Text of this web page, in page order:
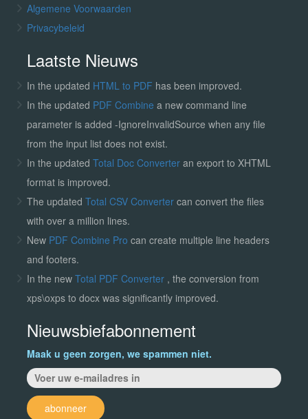
Algemene Voorwaarden
Privacybeleid
Laatste Nieuws
In the updated HTML to PDF has been improved.
In the updated PDF Combine a new command line
parameter is added -IgnoreInvalidSource when any file
from the input list does not exist.
In the updated Total Doc Converter an export to XHTML
format is improved.
The updated Total CSV Convertercan convert the files
with over a million lines.
New PDF Combine Pro can create multiple line headers
and footers.
In the new Total PDF Converter , the conversion from
xps\oxps to docx was significantly improved.
Nieuwsbiefabonnement
Maak u geen zorgen, we spammen niet.
abonneer